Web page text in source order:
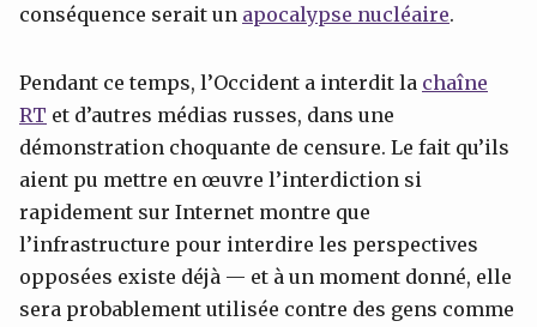
conséquence serait un apocalypse nucléaire.
Pendant ce temps, l’Occident a interdit la chaîne
RT et d’autres médias russes, dans une
démonstration choquante de censure. Le fait qu’ils
aient pu mettre en œuvre l’interdiction si
rapidement sur Internet montre que
l’infrastructure pour interdire les perspectives
opposées existe déjà — et à un moment donné, elle
sera probablement utilisée contre des gens comme